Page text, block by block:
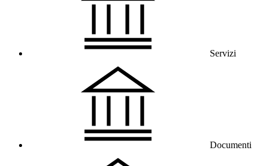
Servizi
Documenti